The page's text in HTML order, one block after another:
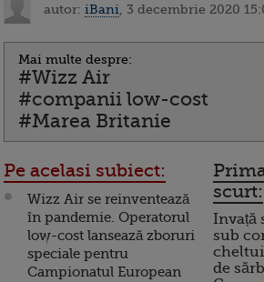
autor: iBani , 3 decembrie 2020
Mai multe despre:
#Wizz Air
#companii low-cost
#Marea Britanie
Pe acelasi subiect:
Wizz Air se reinventează
în pandemie. Operatorul
low-cost lansează zboruri
speciale pentru
Campionatul European
scurt:
Invață
sub
de